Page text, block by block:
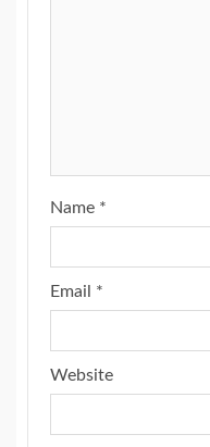
Name *
Email *
Website